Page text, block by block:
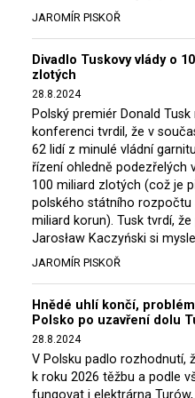
JAROMÍR PISKOŘ
Divadlo Tuskovy vlády o
zlotých
28.8.2024
Polský premiér Donald
konferenci tvrdil, že v
62 lidí z minulé vládní
řízení ohledně podezřelých
100 miliard zlotých (což je
polského státního rozpočtu
miliard korun). Tusk tvrdí, že
Jarosław Kaczyński si
JAROMÍR PISKOŘ
Hnědé uhlí končí,
Polsko po uzavření dolu
28.8.2024
V Polsku padlo rozhodnutí,
k roku 2026 těžbu a podle
fungovat i elektrárna